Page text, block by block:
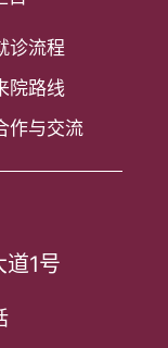
诊流程
院路线
作与交流
1号